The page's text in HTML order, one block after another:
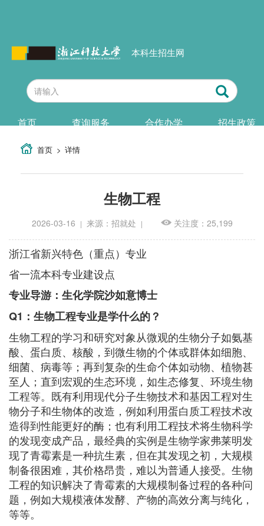
本科生招生网
首页 查询服务 合作办学 招生政策
首页 详情
生物工程
2026-03-16 | 来源：招就处 | 关注度：25,199
浙江省新兴特色（重点）专业
省一流本科专业建设点
专业导游：生化学院沙如意博士
Q1：生物工程专业是学什么的？
生物工程的学习和研究对象从微观的生物分子如氨基
酸、蛋白质、核酸，到微生物的个体或群体如细胞、
细菌、病毒等；再到复杂的生命个体如动物、植物甚
至人；直到宏观的生态环境，如生态修复、环境生物
工程等。既有利用现代分子生物技术和基因工程对生
物分子和生物体的改造，例如利用蛋白质工程技术改
造得到性能更好的酶；也有利用工程技术将生物科学
的发现变成产品，最经典的实例是生物学家弗莱明发
现了青霉素是一种抗生素，但在其发现之初，大规模
制备很困难，其价格昂贵，难以为普通人接受。生物
工程的知识解决了青霉素的大规模制备过程的各种问
题，例如大规模液体发酵、产物的高效分离与纯化，
等等。